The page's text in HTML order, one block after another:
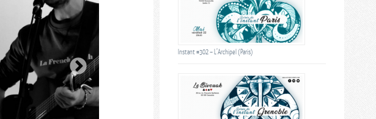
Instant #302 – L’Archipel (Paris)